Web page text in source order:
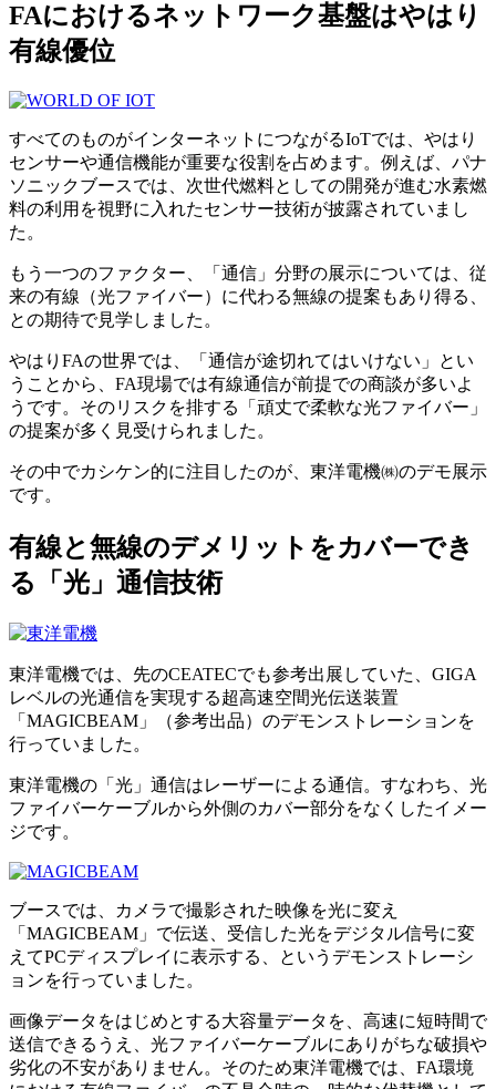
FAにおけるネットワーク基盤はやはり
有線優位
すべてのものがインターネットにつながるIoTでは、やはり
センサーや通信機能が重要な役割を占めます。例えば、パナ
ソニックブースでは、次世代燃料としての開発が進む水素燃
料の利用を視野に入れたセンサー技術が披露されていまし
た。
もう一つのファクター、「通信」分野の展示については、従
来の有線（光ファイバー）に代わる無線の提案もあり得る、
との期待で見学しました。
やはりFAの世界では、「通信が途切れてはいけない」とい
うことから、FA現場では有線通信が前提での商談が多いよ
うです。そのリスクを排する「頑丈で柔軟な光ファイバー」
の提案が多く見受けられました。
その中でカシケン的に注目したのが、東洋電機㈱のデモ展示
です。
有線と無線のデメリットをカバーでき
る「光」通信技術
東洋電機では、先のCEATECでも参考出展していた、GIGA
レベルの光通信を実現する超高速空間光伝送装置
「MAGICBEAM」（参考出品）のデモンストレーションを
行っていました。
東洋電機の「光」通信はレーザーによる通信。すなわち、光
ファイバーケーブルから外側のカバー部分をなくしたイメー
ジです。
ブースでは、カメラで撮影された映像を光に変え
「MAGICBEAM」で伝送、受信した光をデジタル信号に変
えてPCディスプレイに表示する、というデモンストレーシ
ョンを行っていました。
画像データをはじめとする大容量データを、高速に短時間で
送信できるうえ、光ファイバーケーブルにありがちな破損や
劣化の不安がありません。そのため東洋電機では、FA環境